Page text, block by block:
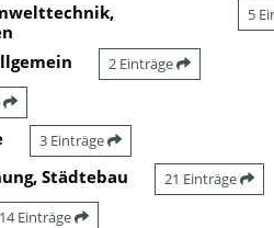
5
2 Einträge
3 Einträge
Städtebau 21 Einträge
14 Einträge